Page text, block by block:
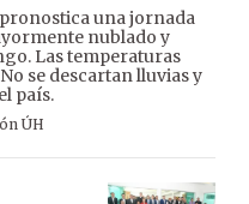
una jornada
nublado y
Las temperaturas
se descartan lluvias y
país.
ÚH